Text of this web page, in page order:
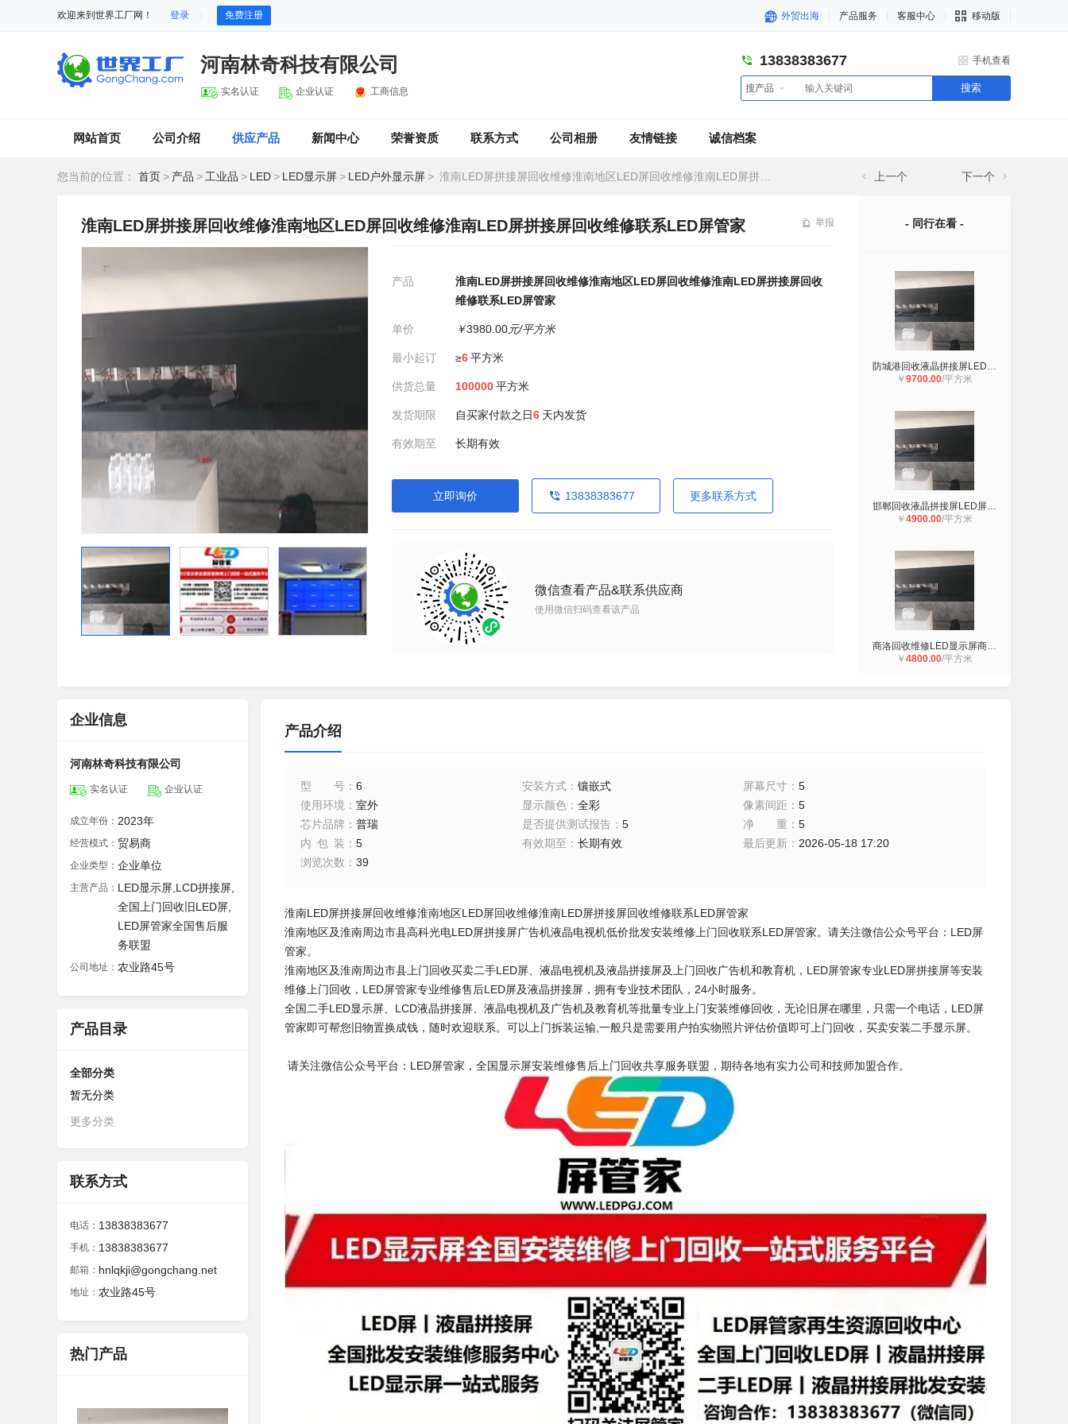
欢迎来到世界工厂网！ 登录 免费注册 外贸出海 产品服务 客服中心 移动版
河南林奇科技有限公司
实名认证 企业认证 工商信息
13838383677 手机查看
搜产品 搜索
网站首页 公司介绍 供应产品 新闻中心 荣誉资质 联系方式 公司相册 友情链接 诚信档案
您当前的位置： 首页 > 产品 > 工业品 > LED > LED显示屏 > LED户外显示屏 > 淮南LED屏拼接屏回收维修淮南地区LED屏回收维修淮南LED屏拼接屏回收维修联系LED屏管家 上一个 下一个
淮南LED屏拼接屏回收维修淮南地区LED屏回收维修淮南LED屏拼接屏回收维修联系LED屏管家 举报
产品
淮南LED屏拼接屏回收维修淮南地区LED屏回收维修淮南LED屏拼接屏回收
维修联系LED屏管家
单价 ￥3980.00元/平方米
最小起订 ≥6平方米
供货总量 100000平方米
发货期限 自买家付款之日6 天内发货
有效期至 长期有效
立即询价 13838383677 更多联系方式
微信查看产品&联系供应商
使用微信扫码查看该产品
- 同行在看 -
防城港回收液晶拼接屏LED屏防城港回
￥ 9700.00/平方米
邯郸回收液晶拼接屏LED屏邯郸地区回
￥ 4900.00/平方米
商洛回收维修LED显示屏商洛回收LED屏
￥ 4800.00/平方米
企业信息
河南林奇科技有限公司
实名认证 企业认证
成立年份： 2023年
经营模式： 贸易商
企业类型： 企业单位
主营产品： LED显示屏,LCD拼接屏,
全国上门回收旧LED屏,
LED屏管家全国售后服
务联盟
公司地址： 农业路45号
产品目录
全部分类
暂无分类
更多分类
联系方式
电话： 13838383677
手机： 13838383677
邮箱： hnlqkji@gongchang.net
地址： 农业路45号
热门产品
产品介绍
型号 ： 6 安装方式： 镶嵌式 屏幕尺寸 ：5
使用环境 ： 室外 显示颜色： 全彩 像素间距 ：5
芯片品牌 ： 普瑞 是否提供测试报告： 5 净重 ：5
内包装 ： 5 有效期至 ： 长期有效 最后更新 ： 2026-05-18 17:20
浏览次数 ： 39
淮南LED屏拼接屏回收维修淮南地区LED屏回收维修淮南LED屏拼接屏回收维修联系LED屏管家
淮南地区及淮南周边市县高科光电LED屏拼接屏广告机液晶电视机低价批发安装维修上门回收联系LED屏管家。请关注微信公众号平台：LED屏
管家。
淮南地区及淮南周边市县上门回收买卖二手LED屏、液晶电视机及液晶拼接屏及上门回收广告机和教育机，LED屏管家专业LED屏拼接屏等安装
维修上门回收，LED屏管家专业维修售后LED屏及液晶拼接屏，拥有专业技术团队，24小时服务。
全国二手LED显示屏、LCD液晶拼接屏、液晶电视机及广告机及教育机等批量专业上门安装维修回收，无论旧屏在哪里，只需一个电话，LED屏
管家即可帮您旧物置换成钱，随时欢迎联系。可以上门拆装运输,一般只是需要用户拍实物照片评估价值即可上门回收，买卖安装二手显示屏。
请关注微信公众号平台：LED屏管家，全国显示屏安装维修售后上门回收共享服务联盟，期待各地有实力公司和技师加盟合作。